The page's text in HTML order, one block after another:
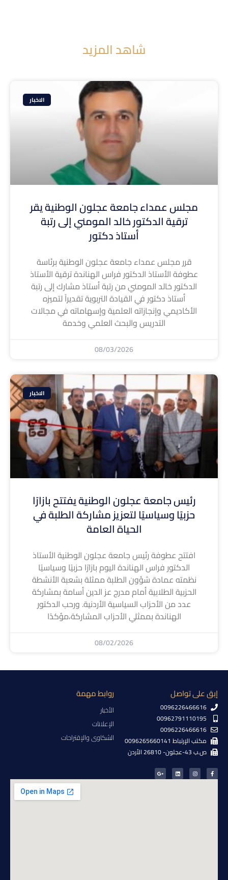
شاهد المزيد
الاخبار
مجلس عمداء جامعة عجلون الوطنية يقر
ترقية الدكتور خالد المومني إلى رتبة
أستاذ دكتور
قرر مجلس عمداء جامعة عجلون الوطنية برئاسة
عطوفة الأستاذ الدكتور فراس الهناندة ترقية الأستاذ
الدكتور خالد المومني من رتبة أستاذ مشارك إلى رتبة
أستاذ دكتور في القيادة التربوية تقديراً لتميزه
الأكاديمي وإنجازاته العلمية وإسهاماته في مجالات
التدريس والبحث العلمي وخدمة
08/03/2026
الاخبار
رئيس جامعة عجلون الوطنية يفتتح بازارًا
حزبيًا وسياسيًا لتعزيز مشاركة الطلبة في
الحياة العامة
افتتح عطوفة رئيس جامعة عجلون الوطنية الأستاذ
الدكتور فراس الهناندة اليوم بازارًا حزبيًا وسياسيًا
نظمته عمادة شؤون الطلبة ممثلة بشعبة الأنشطة
الحزبية الطلابية أمام مدرج عز الدين أسامة بمشاركة
عدد من الأحزاب السياسية الأردنية. ورحب الدكتور
الهناندة بممثلي الأحزاب المشاركة،مؤكدًا
08/02/2026
إبق على تواصل
0096226466616
00962791110195
0096226466616
مكتب الإرتباط 0096265660141
ص.ب 43-عجلون- 26810 الأردن
روابط مهمة
الأخبار
الإعلانات
الشكاوى والإقتراحات